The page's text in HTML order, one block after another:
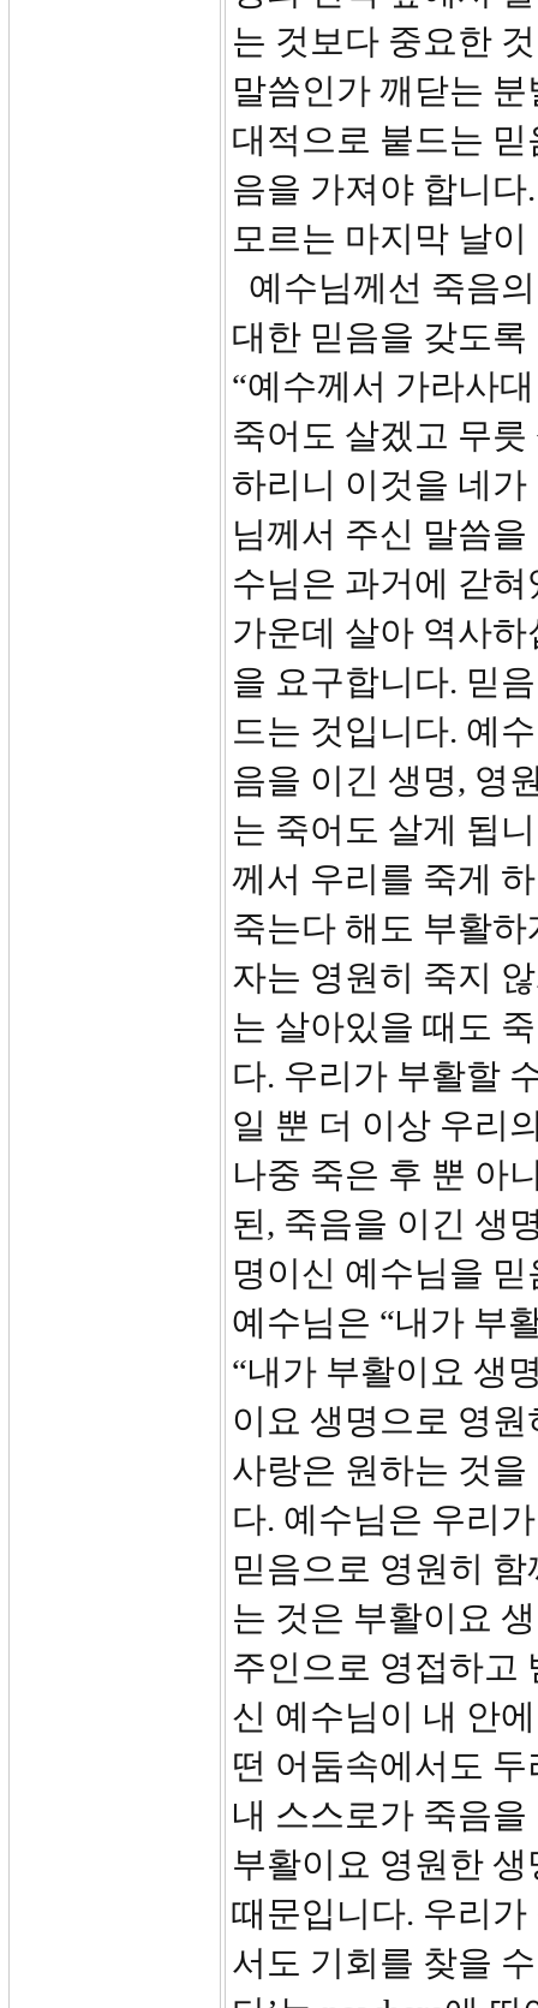
는 것보다 중요한
말씀인가 깨닫는
대적으로 붙드는
음을 가져야 합니
모르는 마지막 날
예수님께선 죽음
대한 믿음을 갖도
“예수께서 가라사
죽어도 살겠고 무
하리니 이것을 네
님께서 주신 말씀
수님은 과거에 갇
가운데 살아 역사
을 요구합니다. 믿
드는 것입니다. 예
음을 이긴 생명, 영
는 죽어도 살게 됩
께서 우리를 죽게
죽는다 해도 부활
자는 영원히 죽지
는 살아있을 때도
다. 우리가 부활할
일 뿐 더 이상 우리
나중 죽은 후 뿐 아
된, 죽음을 이긴 생
명이신 예수님을
예수님은 “내가 부
“내가 부활이요 생
이요 생명으로 영
사랑은 원하는 것
다. 예수님은 우리
믿음으로 영원히
는 것은 부활이요
주인으로 영접하고
신 예수님이 내 안
떤 어둠속에서도
내 스스로가 죽음
부활이요 영원한
때문입니다. 우리
서도 기회를 찾을